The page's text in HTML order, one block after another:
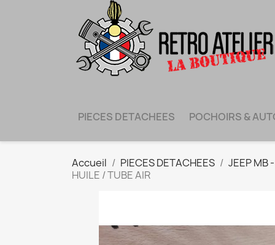
PIECES DETACHEES POCHOIRS &
Accueil PIECES DETACHEES JEEP MB
HUILE / TUBE AIR